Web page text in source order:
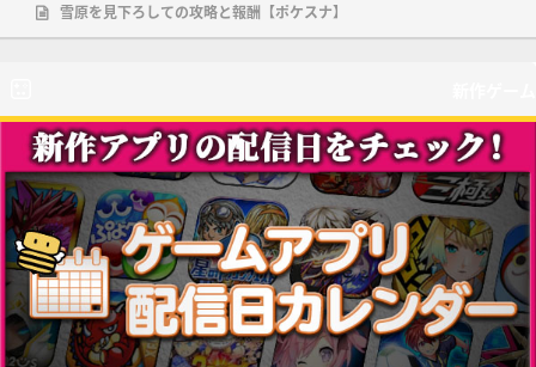
雪原を見下ろしての攻略と報酬【ポケスナ】